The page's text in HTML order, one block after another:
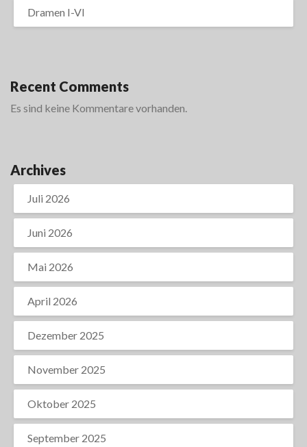
Dramen I-VI
Recent Comments
Es sind keine Kommentare vorhanden.
Archives
Juli 2026
Juni 2026
Mai 2026
April 2026
Dezember 2025
November 2025
Oktober 2025
September 2025